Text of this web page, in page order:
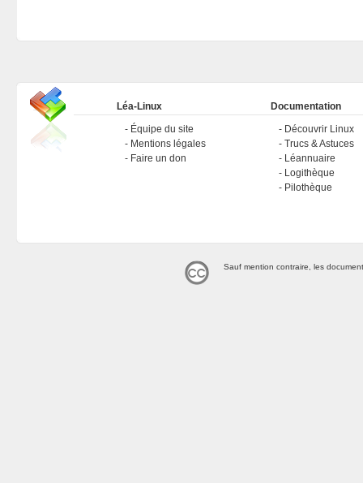
Léa-Linux
Équipe du site
Mentions légales
Faire un don
Documentation
Découvrir Linux
Trucs & Astuces
Léannuaire
Logithèque
Pilothèque
Sauf mention contraire, les